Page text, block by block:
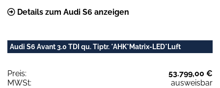
Details zum Audi S6 anzeigen
Audi S6 Avant 3.0 TDI qu. Tiptr. *AHK*Matrix-LED*Luft
Preis:
53.799,00 €
MWSt:
ausweisbar